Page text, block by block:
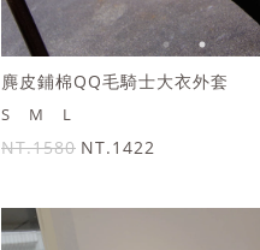
麂皮鋪棉QQ毛騎士大衣外套
S M L
NT.1580 NT.1422